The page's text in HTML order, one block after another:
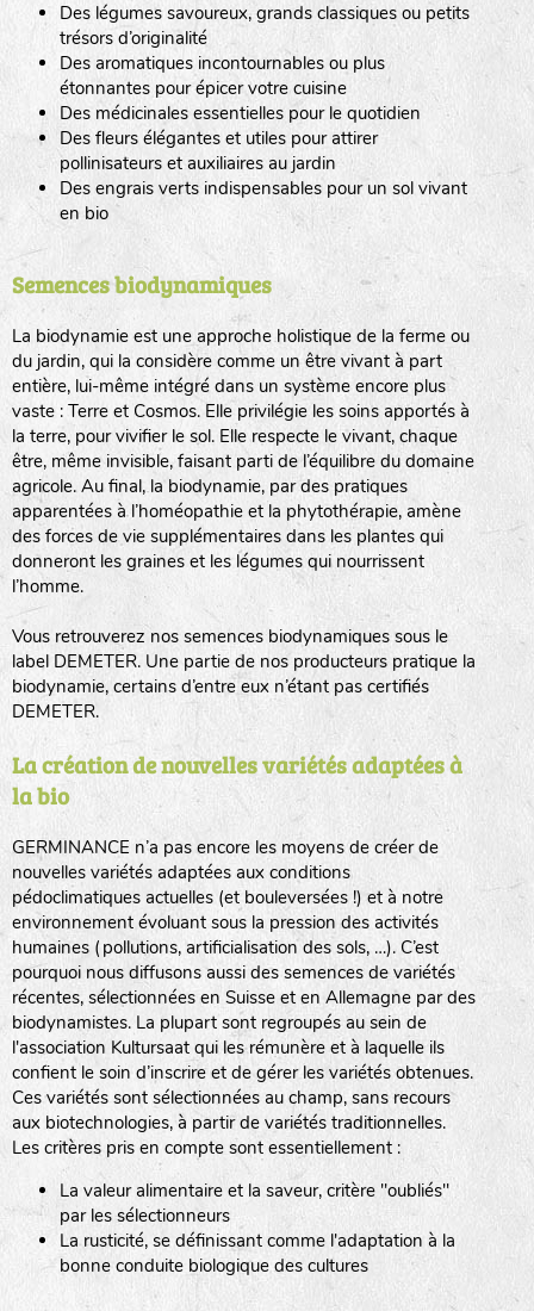
Des légumes savoureux, grands classiques ou petits
trésors d’originalité
Des aromatiques incontournables ou plus
étonnantes pour épicer votre cuisine
Des médicinales essentielles pour le quotidien
Des fleurs élégantes et utiles pour attirer
pollinisateurs et auxiliaires au jardin
Des engrais verts indispensables pour un sol vivant
en bio
Semences biodynamiques
La biodynamie est une approche holistique de la ferme ou
du jardin, qui la considère comme un être vivant à part
entière, lui-même intégré dans un système encore plus
vaste : Terre et Cosmos. Elle privilégie les soins apportés à
la terre, pour vivifier le sol. Elle respecte le vivant, chaque
être, même invisible, faisant parti de l’équilibre du domaine
agricole. Au final, la biodynamie, par des pratiques
apparentées à l’homéopathie et la phytothérapie, amène
des forces de vie supplémentaires dans les plantes qui
donneront les graines et les légumes qui nourrissent
l’homme.
Vous retrouverez nos semences biodynamiques sous le
label DEMETER. Une partie de nos producteurs pratique la
biodynamie, certains d’entre eux n’étant pas certifiés
DEMETER.
La création de nouvelles variétés adaptées à
la bio
GERMINANCE n’a pas encore les moyens de créer de
nouvelles variétés adaptées aux conditions
pédoclimatiques actuelles (et bouleversées !) et à notre
environnement évoluant sous la pression des activités
humaines (pollutions, artificialisation des sols, …). C’est
pourquoi nous diffusons aussi des semences de variétés
récentes, sélectionnées en Suisse et en Allemagne par des
biodynamistes. La plupart sont regroupés au sein de
l'association Kultursaat qui les rémunère et à laquelle ils
confient le soin d’inscrire et de gérer les variétés obtenues.
Ces variétés sont sélectionnées au champ, sans recours
aux biotechnologies, à partir de variétés traditionnelles.
Les critères pris en compte sont essentiellement :
La valeur alimentaire et la saveur, critère "oubliés"
par les sélectionneurs
La rusticité, se définissant comme l'adaptation à la
bonne conduite biologique des cultures
BINGENHEIMER SAATGUT (BGH)
www.bingenheimersaatgut.de
DE BOLSTER (DBO)
www.bolster.nl
GRAINE DEL PAÏS (GDP)
www.grainesdelpais.com
JARDIN EN’VIE (JEV)
LA BOITE A GRAINES (LBAG)
LA RÉFÉRENCE :F BEL20BPA1A (en haut à gauche)
F : Fleurs.
Les autres catégories étant :
: Engrais vert
L: Légumes
A: Aromatiques
BEL : Code de la variété
(Ici Belle de nuit)
20 : Année de récolte(ici 2020)
BPA : Initiales du producteur ou du fournisseur de la
semence.
1 : Numéro d’ordre du lot
A : Sans calibre.
G: Gros
M: Moyen calibre
P: Petit calibre
tas de compost
fleurs
animaux domestiques
animaux sauvages
biodiversité cultivée
Légumes feuilles
Légumes racines
Plantes aromatiques